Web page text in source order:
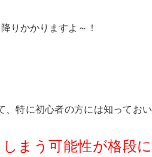
りかかりますよ～！
、特に初心者の方には知っておい
まう可能性が格段に